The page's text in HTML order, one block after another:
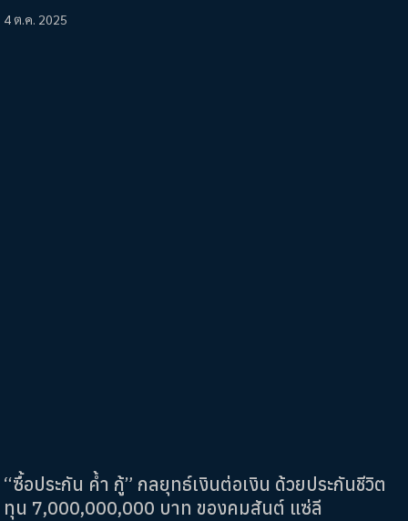
4 ต.ค. 2025
“ซื้อประกัน ค้ำ กู้” กลยุทธ์เงินต่อเงิน ด้วยประกันชีวิต
ทุน 7,000,000,000 บาท ของคมสันต์ แซ่ลี